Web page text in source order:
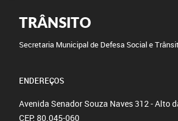
TRÂNSITO
Secretaria Municipal de Defesa Social e
ENDEREÇOS
Avenida Senador Souza Naves 312 - Alto
CEP: 80.045-060